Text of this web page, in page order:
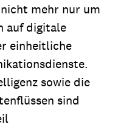
mehr nur um
auf digitale
einheitliche
sowie die
sind